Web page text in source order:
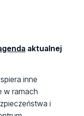
aktualnej
inne
w ramach
i